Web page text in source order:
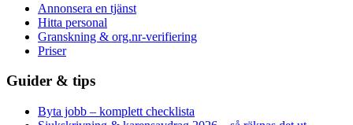
Annonsera en tjänst
Hitta personal
Granskning & org.nr-verifiering
Priser
Guider & tips
Byta jobb – komplett checklista